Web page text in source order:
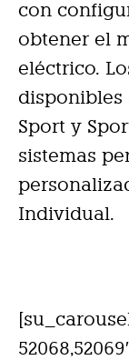
con
obtener el
eléctrico.
disponibles
Sport y
sistemas
Individual.